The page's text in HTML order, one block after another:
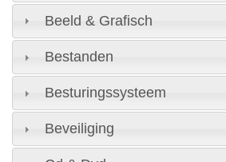
Beeld & Grafisch
Bestanden
Besturingssysteem
Beveiliging